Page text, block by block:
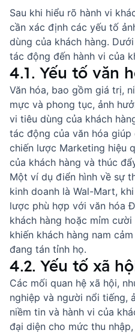
Sau khi hiểu rõ hành vi
cần xác định các yếu tố
dùng của khách hàng.
tác động đến hành vi của
4.1. Yếu tố văn
Văn hóa, bao gồm giá trị,
mực và phong tục, ảnh
vi tiêu dùng của khách
tác động của văn hóa
chiến lược Marketing hiệu
của khách hàng và thúc
Một ví dụ điển hình về sự
kinh doanh là Wal-Mart,
lược phù hợp với văn hóa
khách hàng hoặc mỉm
khiến khách hàng nam
đang tán tỉnh họ.
4.2. Yếu tố xã
Các mối quan hệ xã hội,
nghiệp và người nổi tiếng,
niềm tin và hành vi của
đại diện cho mức thu